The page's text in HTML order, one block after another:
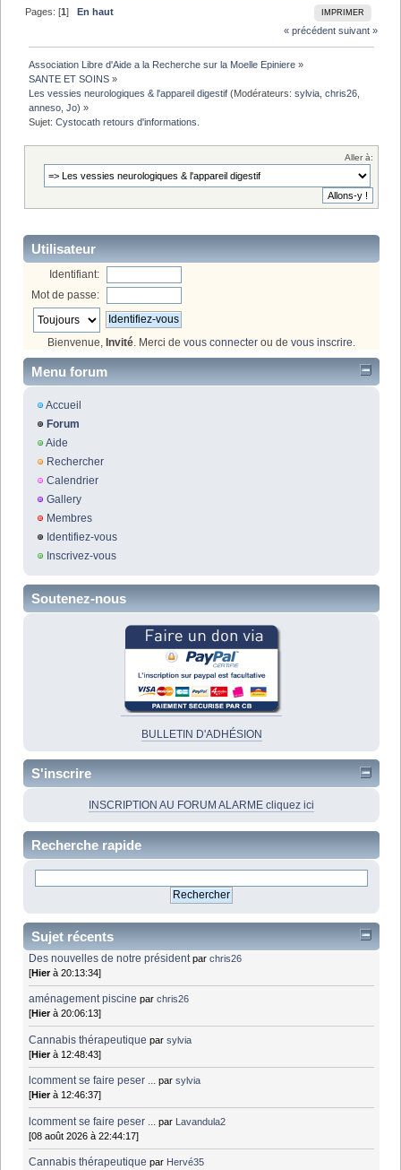
IMPRIMER
Pages: [1]En haut
« précédent suivant »
Association Libre d'Aide a la Recherche sur la Moelle Epiniere »
SANTE ET SOINS »
Les vessies neurologiques & l'appareil digestif (Modérateurs:sylvia ,chris26
anneso ,Jo) »
Sujet:Cystocath retours d'informations.
Aller à:
Utilisateur
Identifiant:
Mot de passe:
Bienvenue, Invité. Merci de vous connecter ou de vous inscrire.
Menu forum
Accueil
Forum
Aide
Rechercher
Calendrier
Gallery
Membres
Identifiez-vous
Inscrivez-vous
Soutenez-nous
BULLETIN D'ADHÉSION
S'inscrire
INSCRIPTION AU FORUM ALARME cliquez ici
Recherche rapide
Sujet récents
Des nouvelles de notre président parchris26
[Hierà 20:13:34]
aménagement piscine parchris26
[Hierà 20:06:13]
Cannabis thérapeutique parsylvia
[Hierà 12:48:43]
lcomment se faire peser ... parsylvia
[Hierà 12:46:37]
lcomment se faire peser ... par Lavandula2
[08 août 2026 à 22:44:17]
Cannabis thérapeutique par Hervé35